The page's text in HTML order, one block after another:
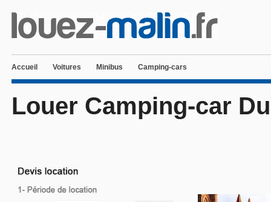
Accueil Voitures Minibus Camping-cars
Louer Camping-car